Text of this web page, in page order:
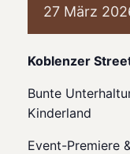
27 März
Koblenzer
Bunte
Kinderland
Event-Premiere